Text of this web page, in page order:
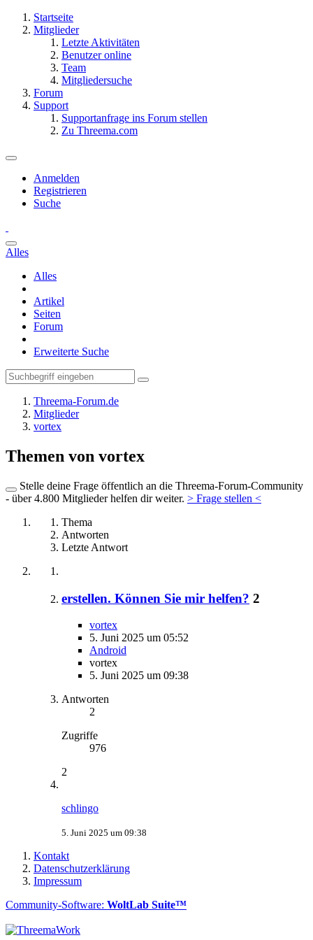
Startseite
Mitglieder
Letzte Aktivitäten
Benutzer online
Team
Mitgliedersuche
Forum
Support
Supportanfrage ins Forum stellen
Zu Threema.com
Anmelden
Registrieren
Suche
Alles
Alles
Artikel
Seiten
Forum
Erweiterte Suche
Threema-Forum.de
Mitglieder
vortex
Themen von vortex
Stelle deine Frage öffentlich an die Threema-Forum-Community
- über 4.800 Mitglieder helfen dir weiter. > Frage stellen <
Thema
Antworten
Letzte Antwort
erstellen. Können Sie mir helfen? 2
vortex
5. Juni 2025 um 05:52
Android
vortex
5. Juni 2025 um 09:38
Antworten
2
Zugriffe
976
2
schlingo
5. Juni 2025 um 09:38
Kontakt
Datenschutzerklärung
Impressum
Community-Software: WoltLab Suite™